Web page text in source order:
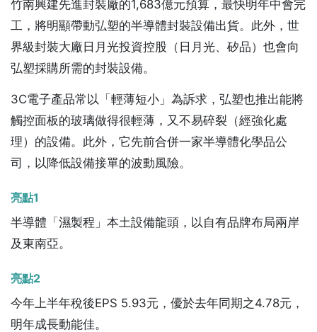
竹南興建先進封裝廠的1,683億元預算，最快明年中會完
工，將明顯帶動弘塑的半導體封裝設備出貨。此外，世
界級封裝大廠日月光投資控股（日月光、矽品）也會向
弘塑採購所需的封裝設備。
3C電子產品常以「輕薄短小」為訴求，弘塑也推出能將
觸控面板的玻璃做得很輕薄，又不易碎裂（經強化處
理）的設備。此外，它先前合併一家半導體化學品公
司，以降低設備接單的波動風險。
亮點1
半導體「濕製程」本土設備龍頭，以自有品牌布局兩岸
及東南亞。
亮點2
今年上半年稅後EPS 5.93元，優於去年同期之4.78元，
明年成長動能佳。